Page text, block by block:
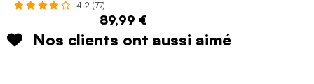
4.2 (77)
89,99 €
Nos clients ont aussi aimé